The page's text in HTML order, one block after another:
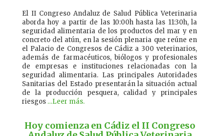
El II Congreso Andaluz de Salud Pública Veterinaria
aborda hoy a partir de las 10:00h hasta las 11:30h, la
seguridad alimentaria de los productos del mar y en
concreto del atún, en la sesión plenaria que reúne en
el Palacio de Congresos de Cádiz a 300 veterinarios,
además de farmacéuticos, biólogos y profesionales
de empresas e instituciones relacionadas con la
seguridad alimentaria. Las principales Autoridades
Sanitarias del Estado presentarán la situación actual
de la producción pesquera, calidad y principales
riesgos …Leer más.
Hoy comienza en Cádiz el II Congreso